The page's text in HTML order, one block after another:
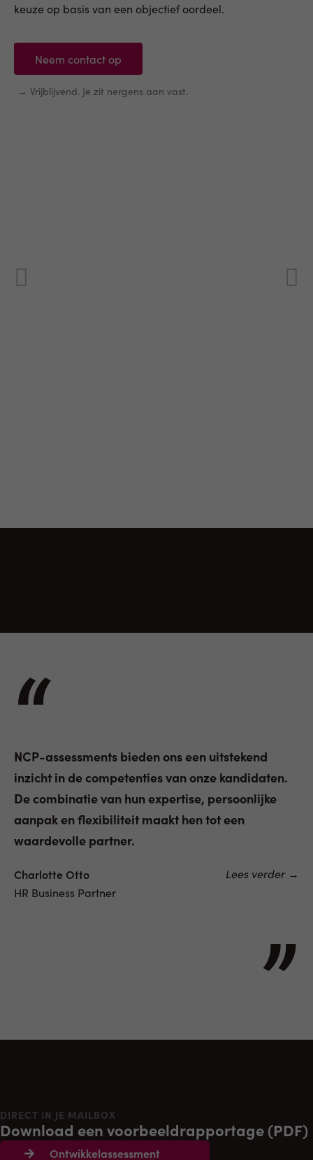
keuze op basis van een objectief oordeel.
Neem contact op
→ Vrijblijvend. Je zit nergens aan vast.
“
NCP-assessments bieden ons een uitstekend
inzicht in de competenties van onze kandidaten.
De combinatie van hun expertise, persoonlijke
aanpak en flexibiliteit maakt hen tot een
waardevolle partner.
Charlotte Otto
HR Business Partner
Lees verder →
”
DIRECT IN JE MAILBOX
Download een voorbeeldrapportage (PDF)
Ontwikkelassessment